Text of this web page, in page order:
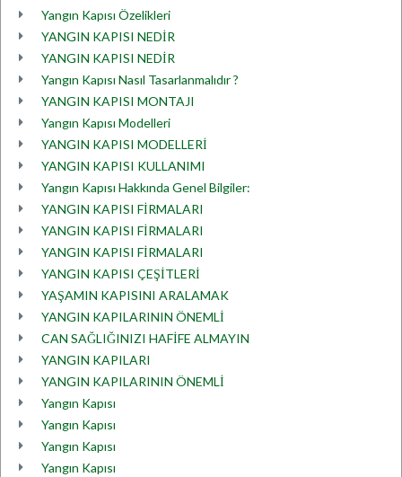
Yangın Kapısı Özelikleri
YANGIN KAPISI NEDİR
YANGIN KAPISI NEDİR
Yangın Kapısı Nasıl Tasarlanmalıdır ?
YANGIN KAPISI MONTAJI
Yangın Kapısı Modelleri
YANGIN KAPISI MODELLERİ
YANGIN KAPISI KULLANIMI
Yangın Kapısı Hakkında Genel Bilgiler:
YANGIN KAPISI FİRMALARI
YANGIN KAPISI FİRMALARI
YANGIN KAPISI FİRMALARI
YANGIN KAPISI ÇEŞİTLERİ
YAŞAMIN KAPISINI ARALAMAK
YANGIN KAPILARININ ÖNEMLİ
CAN SAĞLIĞINIZI HAFİFE ALMAYIN
YANGIN KAPILARI
YANGIN KAPILARININ ÖNEMLİ
Yangın Kapısı
Yangın Kapısı
Yangın Kapısı
Yangın Kapısı